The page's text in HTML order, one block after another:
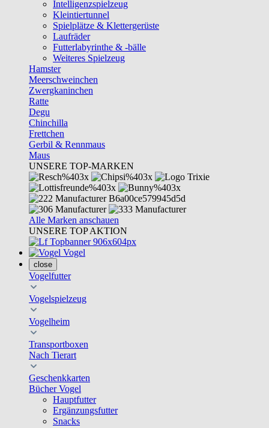
Intelligenzspielzeug
Kleintiertunnel
Spielplätze & Klettergerüste
Laufräder
Futterlabyrinthe & -bälle
Weiteres Spielzeug
Hamster
Meerschweinchen
Zwergkaninchen
Ratte
Degu
Chinchilla
Frettchen
Gerbil & Rennmaus
Maus
UNSERE TOP-MARKEN
Alle Marken anschauen
UNSERE TOP AKTION
Vogel
close
Vogelfutter
Vogelspielzeug
Vogelheim
Transportboxen
Nach Tierart
Geschenkkarten
Bücher Vogel
Hauptfutter
Ergänzungsfutter
Snacks